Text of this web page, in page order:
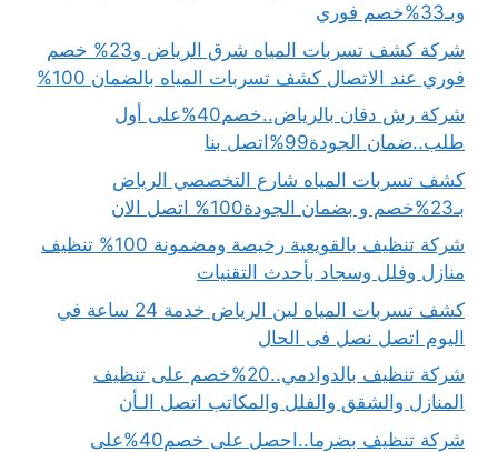
وبـ33%خصم فوري
شركة كشف تسربات المياه شرق الرياض و23% خصم
فوري عند الاتصال كشف تسربات المياه بالضمان 100%
شركة رش دفان بالرياض..خصم40%على أول
طلب..ضمان الجودة99%اتصل بنا
كشف تسربات المياه شارع التخصصي الرياض
بـ23%خصم و بضمان الجودة100% اتصل الان
شركة تنظيف بالقويعية رخيصة ومضمونة 100% تنظيف
منازل وفلل وسجاد بأحدث التقنيات
كشف تسربات المياه لبن الرياض خدمة 24 ساعة في
اليوم اتصل نصل فى الحال
شركة تنظيف بالدوادمي..20%خصم على تنظيف
المنازل والشقق والفلل والمكاتب اتصل الـأن
شركة تنظيف بضرما..احصل على خصم40%على